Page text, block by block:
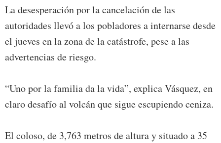
La desesperación por la cancelación de las
autoridades llevó a los pobladores a internarse desde
el jueves en la zona de la catástrofe, pese a las
advertencias de riesgo.
“Uno por la familia da la vida”, explica Vásquez, en
claro desafío al volcán que sigue escupiendo ceniza.
El coloso, de 3,763 metros de altura y situado a 35